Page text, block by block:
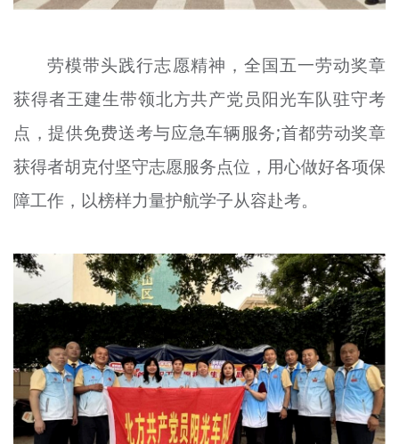
劳模带头践行志愿精神，全国五一劳动奖章
获得者王建生带领北方共产党员阳光车队驻守考
点，提供免费送考与应急车辆服务;首都劳动奖章
获得者胡克付坚守志愿服务点位，用心做好各项保
障工作，以榜样力量护航学子从容赴考。